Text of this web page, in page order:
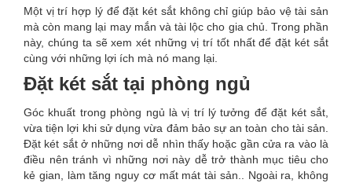
Một vị trí hợp lý để đặt két sắt không chỉ giúp bảo vệ tài sản
mà còn mang lại may mắn và tài lộc cho gia chủ. Trong phần
này, chúng ta sẽ xem xét những vị trí tốt nhất để đặt két sắt
cùng với những lợi ích mà nó mang lại.
Đặt két sắt tại phòng ngủ
Góc khuất trong phòng ngủ là vị trí lý tưởng để đặt két sắt,
vừa tiện lợi khi sử dụng vừa đảm bảo sự an toàn cho tài sản.
Đặt két sắt ở những nơi dễ nhìn thấy hoặc gần cửa ra vào là
điều nên tránh vì những nơi này dễ trở thành mục tiêu cho
kẻ gian, làm tăng nguy cơ mất mát tài sản.. Ngoài ra, không